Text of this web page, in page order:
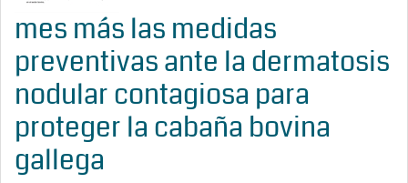
mes más las medidas
preventivas ante la dermatosis
nodular contagiosa para
proteger la cabaña bovina
gallega